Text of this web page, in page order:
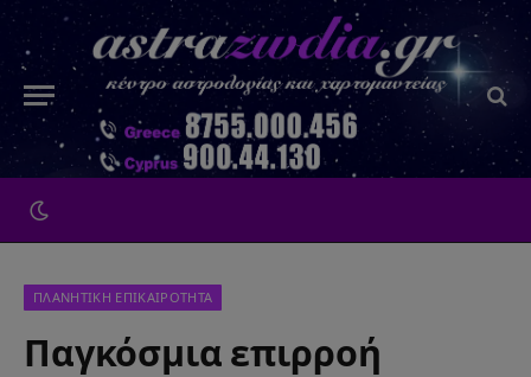
ΠΛΑΝΗΤΙΚΗ ΕΠΙΚΑΙΡΟΤΗΤΑ
Παγκόσμια επιρροή